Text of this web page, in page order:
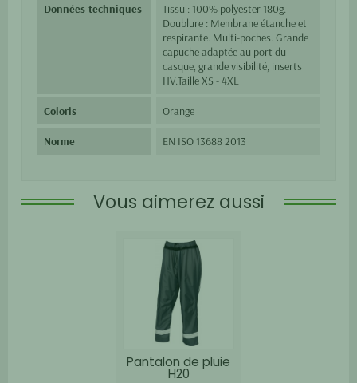
Données techniques
Tissu : 100% polyester 180g.
Doublure : Membrane étanche et
respirante. Multi-poches. Grande
capuche adaptée au port du
casque, grande visibilité, inserts
HV.Taille XS - 4XL
Coloris Orange
Norme EN ISO 13688 2013
Vous aimerez aussi
Pantalon de pluie
H20